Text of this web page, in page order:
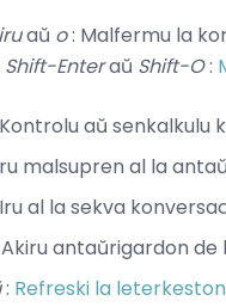
aŭ o: Malfermu la
Shift-Enteraŭ Shift-O:
aŭ senkalkulu
malsupren al la
al la sekva
antaŭrigardon
: Refreski la